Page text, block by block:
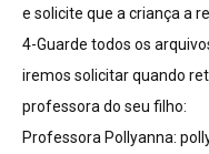
e solicite que a criança a
4-Guarde todos os
iremos solicitar quando
professora do seu filho:
Professora Pollyanna: